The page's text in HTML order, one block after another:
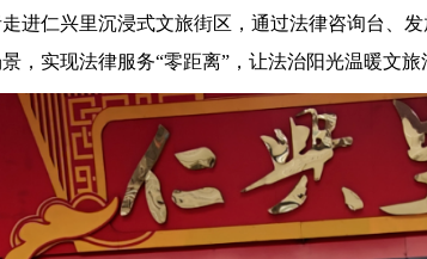
仁兴里沉浸式文旅街区，通过法律咨询台、发
，实现法律服务“零距离”，让法治阳光温暖文旅